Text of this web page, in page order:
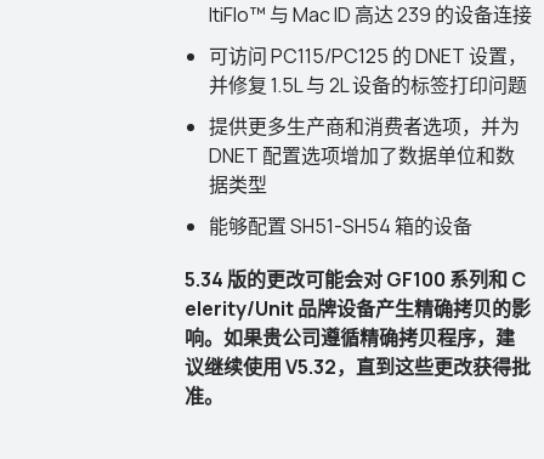
ltiFlo™ 与 Mac ID 高达 239 的设备连接
可访问 PC115/PC125 的 DNET 设置，
并修复 1.5L 与 2L 设备的标签打印问题
提供更多生产商和消费者选项，并为
DNET 配置选项增加了数据单位和数
据类型
能够配置 SH51-SH54 箱的设备
5.34 版的更改可能会对 GF100 系列和 C
elerity/Unit 品牌设备产生精确拷贝的影
响。如果贵公司遵循精确拷贝程序，建
议继续使用 V5.32，直到这些更改获得批
准。